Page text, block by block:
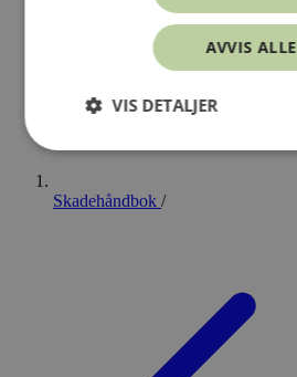
Skadehåndbok /
AVVIS ALLE
VIS DETALJER